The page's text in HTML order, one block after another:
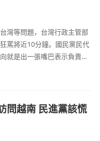
灣等問題，台灣行政主管部
罵將近10分鐘。國民黨民代
就是出一張嘴巴表示負責，
瘟入侵台灣，表示這是很了
問越南 民進黨該慌